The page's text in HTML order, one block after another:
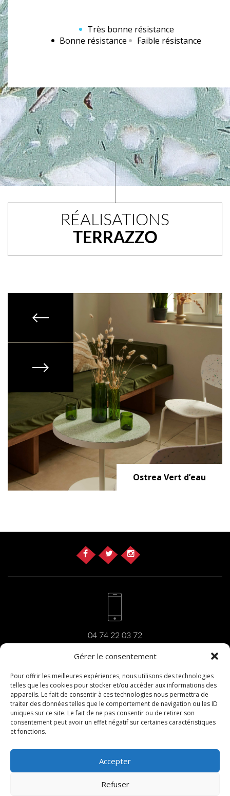
Gérer le consentement
Pour offrir les meilleures expériences, nous utilisons des technologies
telles que les cookies pour stocker et/ou accéder aux informations des
appareils. Le fait de consentir à ces technologies nous permettra de
traiter des données telles que le comportement de navigation ou les ID
uniques sur ce site. Le fait de ne pas consentir ou de retirer son
consentement peut avoir un effet négatif sur certaines caractéristiques
et fonctions.
Accepter
Refuser
Très bonne résistance
Bonne résistance
Faible résistance
RÉALISATIONS
TERRAZZO
Ostrea Vert d’eau
PRISE DE RENDEZ-VOUS
04 74 22 03 72
carrara@carrara.fr
01440 Viriat